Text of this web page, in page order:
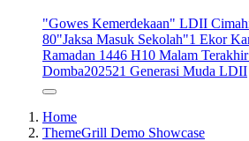
"Gowes Kemerdekaan" LDII
80"Jaksa Masuk Sekolah"1 Ekor
Ramadan 1446 H10 Malam
Domba202521 Generasi Muda LDII
Home
ThemeGrill Demo Showcase